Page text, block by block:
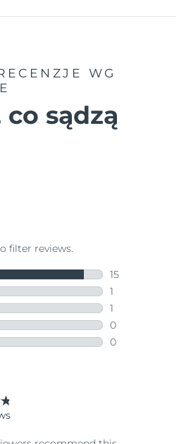
WG
sądzą